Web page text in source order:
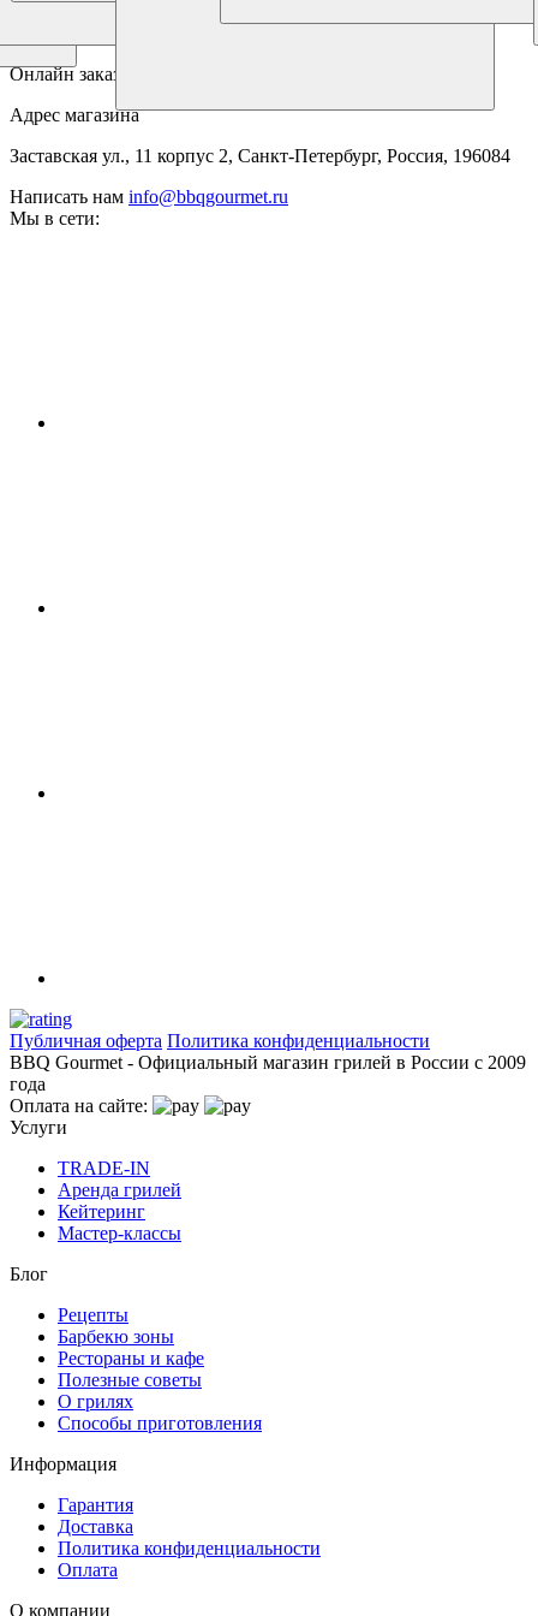
Онлайн заказы 24/7
Адрес магазина
Заставская ул., 11 корпус 2, Санкт-Петербург, Россия, 196084
Написать нам info@bbqgourmet.ru
Мы в сети:
Публичная оферта Политика конфиденциальности
BBQ Gourmet - Официальный магазин грилей в России с 2009
года
Оплата на сайте:
Услуги
TRADE-IN
Аренда грилей
Кейтеринг
Мастер-классы
Блог
Рецепты
Барбекю зоны
Рестораны и кафе
Полезные советы
О грилях
Способы приготовления
Информация
Гарантия
Доставка
Политика конфиденциальности
Оплата
О компании